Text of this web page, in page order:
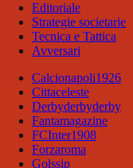
Editoriale
Strategie societarie
Tecnica e Tattica
Avversari
Calcionapoli1926
Cittaceleste
Derbyderbyderby
Fantamagazine
FCInter1908
Forzaroma
Golssip